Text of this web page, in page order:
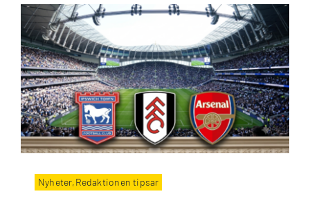
Nyheter,Redaktionen tipsar